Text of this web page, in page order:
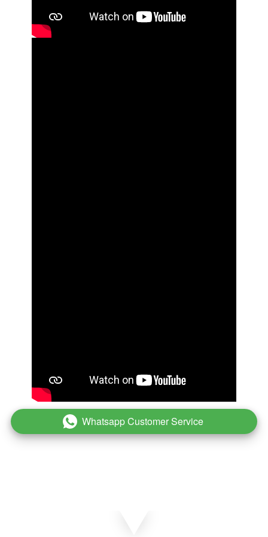
` Whatsapp Customer Service